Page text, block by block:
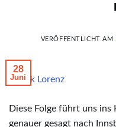
VERÖFFENTLICHT AM
© Erik Lorenz
28
Juni
Diese Folge führt uns ins
genauer gesagt nach